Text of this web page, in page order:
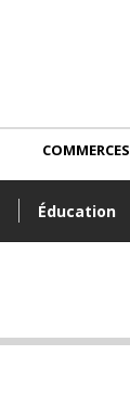
Éducation
COMMERCES